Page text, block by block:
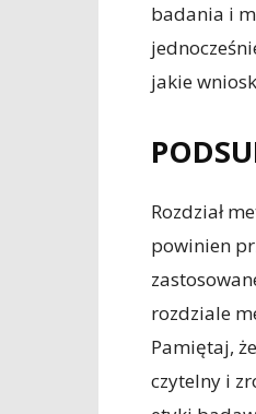
badania i
jakie
Rozdział
powinien
rozdziale
Pamiętaj,
czytelny i